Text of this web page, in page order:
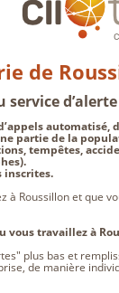
de
service
automatisé,
partie de la
tempêtes,
inscrites.
à Roussillon et que
vous travaillez à
plus bas et
de manière